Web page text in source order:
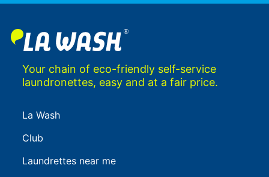
Your chain of eco-friendly self-service
laundronettes, easy and at a fair price.
La Wash
Club
Laundrettes near me